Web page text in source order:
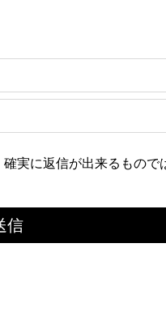
実に返信が出来るもので
信